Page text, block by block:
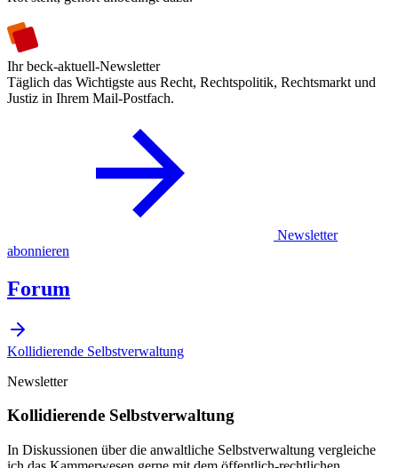
Ihr beck-aktuell-Newsletter
Täglich das Wichtigste aus Recht, Rechtspolitik, Rechtsmarkt und
Justiz in Ihrem Mail-Postfach.
Newsletter
abonnieren
Forum
Kollidierende Selbstverwaltung
Newsletter
Kollidierende Selbstverwaltung
In Diskussionen über die anwaltliche Selbstverwaltung vergleiche